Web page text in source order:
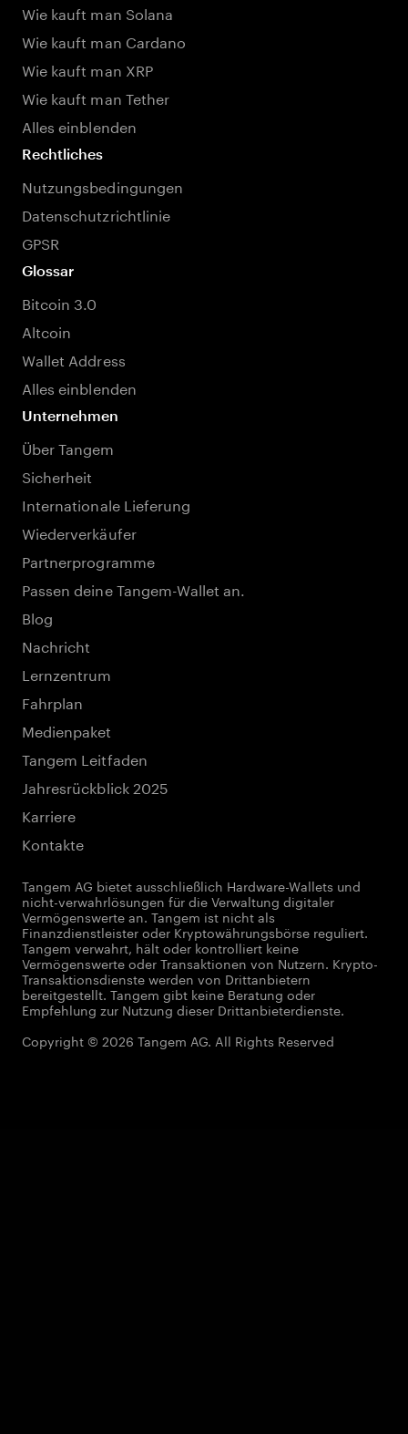
Wie kauft man Solana
Wie kauft man Cardano
Wie kauft man XRP
Wie kauft man Tether
Alles einblenden
Rechtliches
Nutzungsbedingungen
Datenschutzrichtlinie
GPSR
Glossar
Bitcoin 3.0
Altcoin
Wallet Address
Alles einblenden
Unternehmen
Über Tangem
Sicherheit
Internationale Lieferung
Wiederverkäufer
Partnerprogramme
Passen deine Tangem-Wallet an.
Blog
Nachricht
Lernzentrum
Fahrplan
Medienpaket
Tangem Leitfaden
Jahresrückblick 2025
Karriere
Kontakte
Tangem AG bietet ausschließlich Hardware-Wallets und
nicht-verwahrlösungen für die Verwaltung digitaler
Vermögenswerte an. Tangem ist nicht als
Finanzdienstleister oder Kryptowährungsbörse reguliert.
Tangem verwahrt, hält oder kontrolliert keine
Vermögenswerte oder Transaktionen von Nutzern. Krypto-
Transaktionsdienste werden von Drittanbietern
bereitgestellt. Tangem gibt keine Beratung oder
Empfehlung zur Nutzung dieser Drittanbieterdienste.